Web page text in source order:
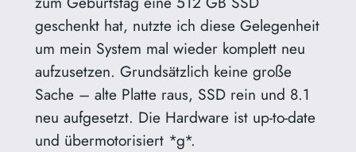
geschenkt hat, nutzte ich diese Gelegenheit
um mein System mal wieder komplett neu
aufzusetzen. Grundsätzlich keine große
Sache – alte Platte raus, SSD rein und 8.1
neu aufgesetzt. Die Hardware ist up-to-date
und übermotorisiert *g*.